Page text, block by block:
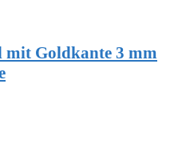
mit Goldkante 3 mm